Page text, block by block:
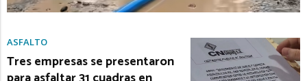
ASFALTO
Tres empresas se presentaron